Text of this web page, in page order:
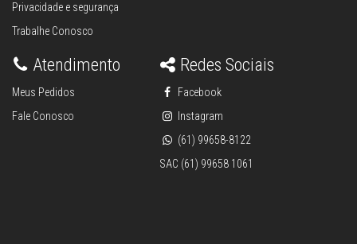
Privacidade e segurança
Trabalhe Conosco
Atendimento
Meus Pedidos
Fale Conosco
Redes Sociais
Facebook
Instagram
(61) 99658-8122
SAC (61) 99658 1061